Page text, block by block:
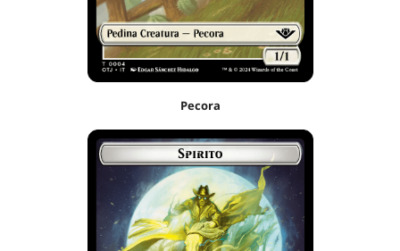
Pecora